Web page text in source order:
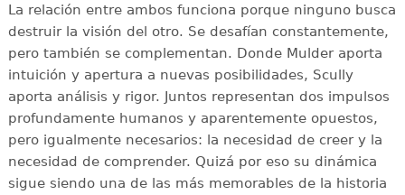
La relación entre ambos funciona porque ninguno busca
destruir la visión del otro. Se desafían constantemente,
pero también se complementan. Donde Mulder aporta
intuición y apertura a nuevas posibilidades, Scully
aporta análisis y rigor. Juntos representan dos impulsos
profundamente humanos y aparentemente opuestos,
pero igualmente necesarios: la necesidad de creer y la
necesidad de comprender. Quizá por eso su dinámica
sigue siendo una de las más memorables de la historia